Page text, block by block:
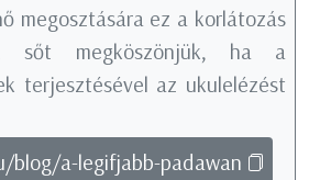
megosztására ez a korlátozás
sőt megköszönjük, ha a
terjesztésével az ukulelézést
blog/a-legifjabb-padawan